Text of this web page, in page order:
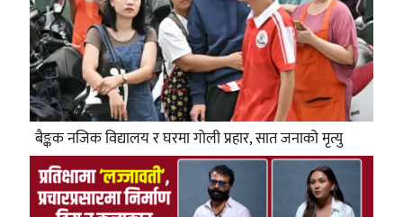
बैङ्कक नजिक विद्यालय र घरमा गोली प्रहार, सात जनाको मृत्यु